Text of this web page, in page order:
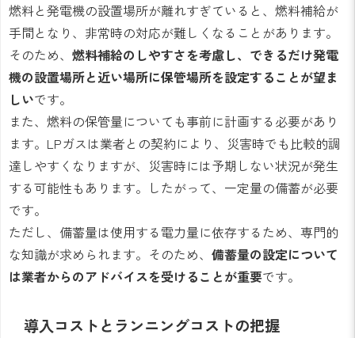
燃料と発電機の設置場所が離れすぎていると、燃料補給が
手間となり、非常時の対応が難しくなることがあります。
そのため、 燃料補給のしやすさを考慮し、できるだけ発電
機の設置場所と近い場所に保管場所を設定することが望ま
しいです。
また、燃料の保管量についても事前に計画する必要があり
ます。LPガスは業者との契約により、災害時でも比較的調
達しやすくなりますが、災害時には予期しない状況が発生
する可能性もあります。したがって、一定量の備蓄が必要
です。
ただし、備蓄量は使用する電力量に依存するため、専門的
な知識が求められます。そのため、 備蓄量の設定について
は業者からのアドバイスを受けることが重要です。
導入コストとランニングコストの把握